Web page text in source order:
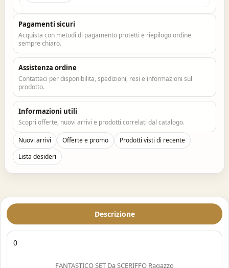
Pagamenti sicuri
Acquista con metodi di pagamento protetti e riepilogo ordine
sempre chiaro.
Assistenza ordine
Contattaci per disponibilita, spedizioni, resi e informazioni sul
prodotto.
Informazioni utili
Scopri offerte, nuovi arrivi e prodotti correlati dal catalogo.
Nuovi arrivi Offerte e promo
Prodotti visti di recente
Lista desideri
Descrizione
0
FANTASTICO SET Da SCERIFFO Ragazzo